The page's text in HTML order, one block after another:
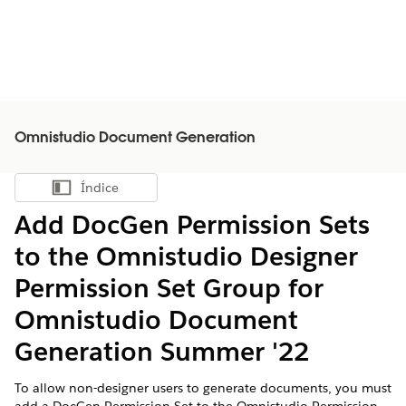
Omnistudio Document Generation
Mostrar índice
Índice
Add DocGen Permission Sets
to the Omnistudio Designer
Permission Set Group for
Omnistudio Document
Generation Summer '22
To allow non-designer users to generate documents, you must